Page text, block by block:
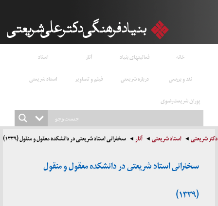
خانه فعالیتهای بنیاد آثار
اسناد
نقد و بررسی
درباره شریعتی فیلم و تصاویر
استاد شریعتی
پوران شریعت‌رضوی
دکتر شریعتی استاد شریعتی آثار سخنرانی استاد شریعتی در دانشکده معقول و منقول (۱۳۳۹)
سخنرانی استاد شریعتی در دانشکده معقول و منقول
(۱۳۳۹)